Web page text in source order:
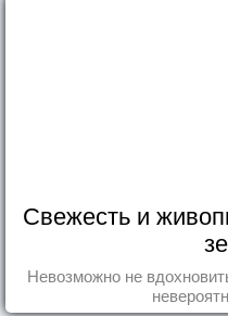
Свежесть и
Невозможно не